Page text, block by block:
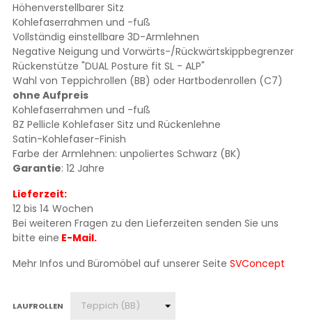
Höhenverstellbarer Sitz
Kohlefaserrahmen und -fuß
Vollständig einstellbare 3D-Armlehnen
Negative Neigung und Vorwärts-/Rückwärtskippbegrenzer
Rückenstütze "DUAL Posture fit SL - ALP"
Wahl von Teppichrollen (BB) oder Hartbodenrollen (C7)
ohne Aufpreis
Kohlefaserrahmen und -fuß
8Z Pellicle Kohlefaser Sitz und Rückenlehne
Satin-Kohlefaser-Finish
Farbe der Armlehnen: unpoliertes Schwarz (BK)
Garantie: 12 Jahre
Lieferzeit:
12 bis 14 Wochen
Bei weiteren Fragen zu den Lieferzeiten senden Sie uns
bitte eine E-Mail.
Mehr Infos und Büromöbel auf unserer Seite SVConcept
LAUFROLLEN